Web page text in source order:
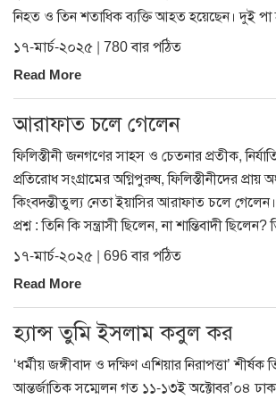
নিহত ও তিন শতাধিক ব্যক্তি আহত হয়েছেন। দুই পা
১৭-মার্চ-২০২৫ | 780 বার পঠিত
Read More
আরাফাত চলে গেলেন
ফিলিস্তীনী জনগণের সাহস ও চেতনার প্রতীক,
প্রতিরোধ সংগ্রামের অগ্নিপুরুষ, ফিলিস্তীনীদের প্রায়
কিংবদন্তীতুল্য নেতা ইয়াসির আরাফাত চলে
প্রশ্ন : তিনি কি সন্ত্রাসী ছিলেন, না শান্তিবাদী ছিলেন?
১৭-মার্চ-২০২৫ | 696 বার পঠিত
Read More
হ্যান্স তুমি ইসলাম কবুল কর
‘ধর্মীয় জঙ্গীবাদ ও দক্ষিণ এশিয়ার নিরাপত্তা’ শীর্ষক
আন্তর্জাতিক সম্মেলন গত ১১-১৩ই অক্টোবর’০৪